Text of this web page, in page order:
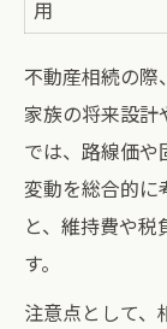
用
不動産相続の際
家族の将来設計
では、路線価
変動を総合的に
と、維持費や
す。
注意点として、